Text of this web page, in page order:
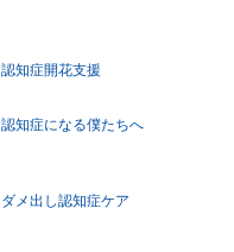
認知症開花支援
認知症になる僕たちへ
ダメ出し認知症ケア